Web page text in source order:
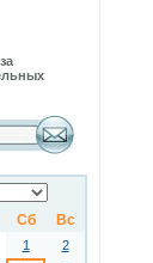
Сб Вс
1
2